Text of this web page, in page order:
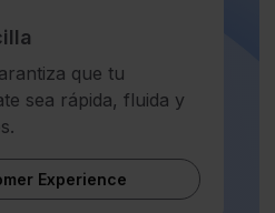
que tu
sea rápida, fluida y
Experience